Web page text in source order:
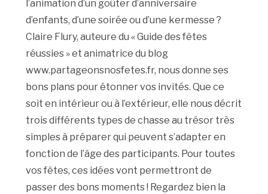
l’animation d’un goûter d’anniversaire
d’enfants, d’une soirée ou d’une kermesse ?
Claire Flury, auteure du « Guide des fêtes
réussies » et animatrice du blog
www.partageonsnosfetes.fr, nous donne ses
bons plans pour étonner vos invités. Que ce
soit en intérieur ou à l’extérieur, elle nous décrit
trois différents types de chasse au trésor très
simples à préparer qui peuvent s’adapter en
fonction de l’âge des participants. Pour toutes
vos fêtes, ces idées vont permettront de
passer des bons moments ! Regardez bien la